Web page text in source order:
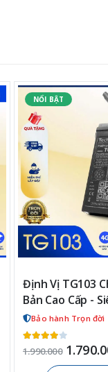
Định Vị TG103
Bản Cao Cấp -
Bảo hành Trọn đời
1.990.000